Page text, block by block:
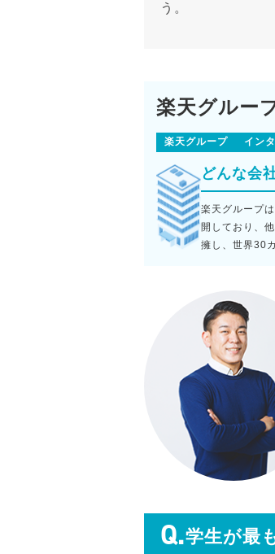
う。
楽天グルー
楽天グループ イン
どんな会
楽天グループ
開しており、
擁し、世界30
Q.学生が最